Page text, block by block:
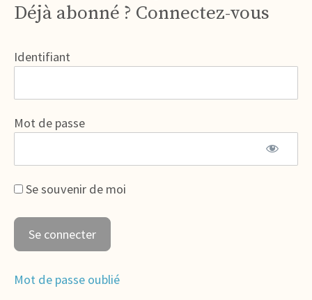
Déjà abonné ? Connectez-vous
Identifiant
Mot de passe
Se souvenir de moi
Mot de passe oublié